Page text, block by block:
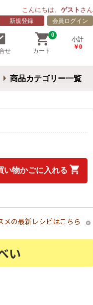
こんにちは、 ゲスト さん
新規登録
会員ログイン
せ
0
カート
小計
￥0
商品カテゴリー一覧
い物かごに入れる
メの最新レシピはこちら
い